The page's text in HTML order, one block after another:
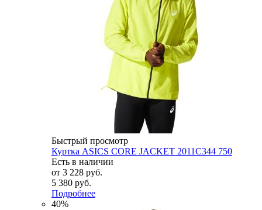
Быстрый просмотр
Куртка ASICS CORE JACKET 2011C344 750
Есть в наличии
от 3 228 руб.
5 380 руб.
Подробнее
40%